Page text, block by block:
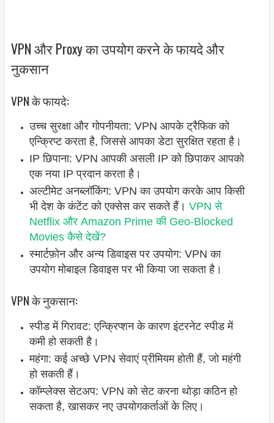
VPN और Proxy का उपयोग करने के फायदे और
नुकसान
VPN के फायदे:
उच्च सुरक्षा और गोपनीयता: VPN आपके ट्रैफिक को
एन्क्रिप्ट करता है, जिससे आपका डेटा सुरक्षित रहता है।
IP छिपाना: VPN आपकी असली IP को छिपाकर आपको
एक नया IP प्रदान करता है।
अल्टीमेट अनब्लॉकिंग: VPN का उपयोग करके आप किसी
भी देश के कंटेंट को एक्सेस कर सकते हैं। VPN से
Netflix और Amazon Prime की Geo-Blocked
Movies कैसे देखें?
स्मार्टफ़ोन और अन्य डिवाइस पर उपयोग: VPN का
उपयोग मोबाइल डिवाइस पर भी किया जा सकता है।
VPN के नुकसान:
स्पीड में गिरावट: एन्क्रिप्शन के कारण इंटरनेट स्पीड में
कमी हो सकती है।
महंगा: कई अच्छे VPN सेवाएं प्रीमियम होती हैं, जो महंगी
हो सकती हैं।
कॉम्प्लेक्स सेटअप: VPN को सेट करना थोड़ा कठिन हो
सकता है, खासकर नए उपयोगकर्ताओं के लिए।